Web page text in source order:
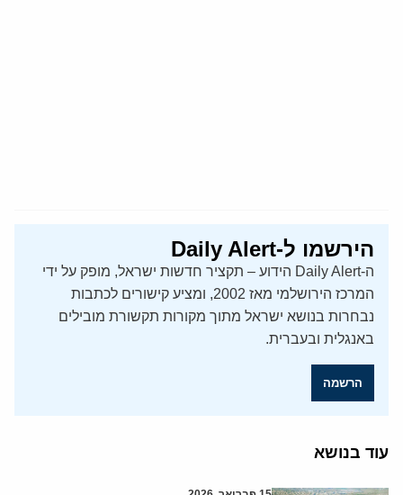
הירשמו ל-Daily Alert
ה-Daily Alert הידוע – תקציר חדשות ישראל, מופק על ידי
המרכז הירושלמי מאז 2002, ומציע קישורים לכתבות
נבחרות בנושא ישראל מתוך מקורות תקשורת מובילים
באנגלית ובעברית.
הרשמה
עוד בנושא